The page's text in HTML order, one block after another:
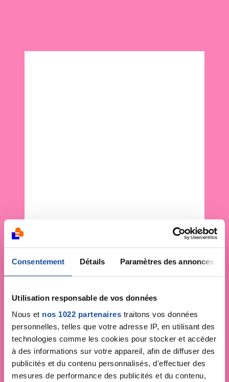
Consentement Détails Paramètres des annonces
Utilisation responsable de vos données
Nous et nos 1022 partenaires traitons vos données
personnelles, telles que votre adresse IP, en utilisant des
technologies comme les cookies pour stocker et accéder
à des informations sur votre appareil, afin de diffuser des
publicités et du contenu personnalisés, d'effectuer des
mesures de performance des publicités et du contenu,